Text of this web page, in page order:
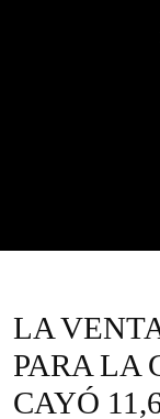
LA
PARA LA
CAYÓ